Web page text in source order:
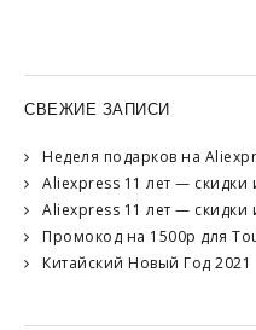
СВЕЖИЕ ЗАПИСИ
Неделя подарков на
Aliexpress 11 лет — скидки
Aliexpress 11 лет — скидки
Промокод на 1500р для
Китайский Новый Год 2021